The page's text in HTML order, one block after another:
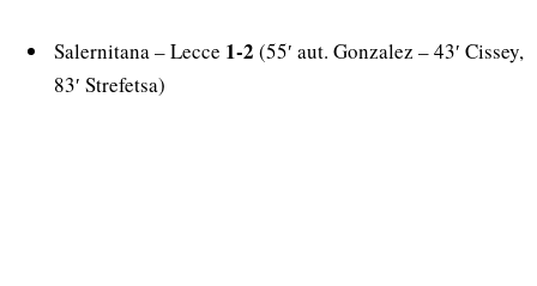
Salernitana – Lecce 1-2 (55′ aut. Gonzalez – 43′ Cissey,
83′ Strefetsa)